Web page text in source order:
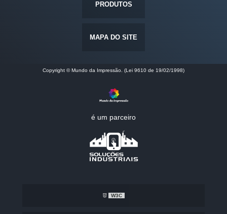
PRODUTOS
MAPA DO SITE
Copyright © Mundo da Impressão. (Lei 9610 de 19/02/1998)
é um parceiro
W3C